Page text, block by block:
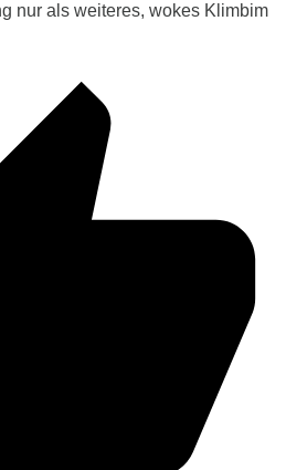
nur als weiteres, wokes Klimbim